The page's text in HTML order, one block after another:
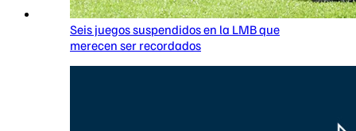
Seis juegos suspendidos en la LMB que
merecen ser recordados